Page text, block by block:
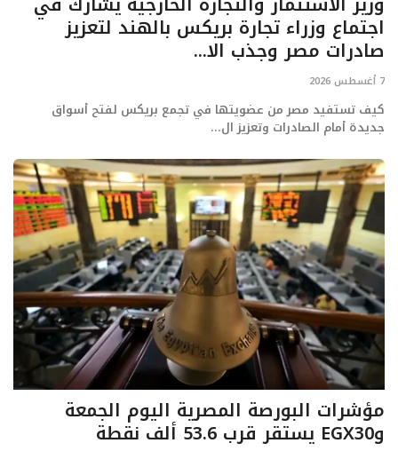
اجتماع وزراء تجارة بريكس بالهند لتعزيز
صادرات مصر وجذب الا...
7 أغسطس 2026
كيف تستفيد مصر من عضويتها في تجمع بريكس لفتح أسواق
جديدة أمام الصادرات وتعزيز ال...
مؤشرات البورصة المصرية اليوم الجمعة
وEGX30 يستقر قرب 53.6 ألف نقطة